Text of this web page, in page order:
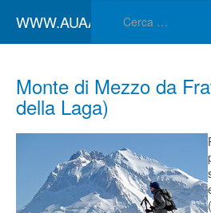
WWW.AUAA.IT
Monte di Mezzo da
della Laga)